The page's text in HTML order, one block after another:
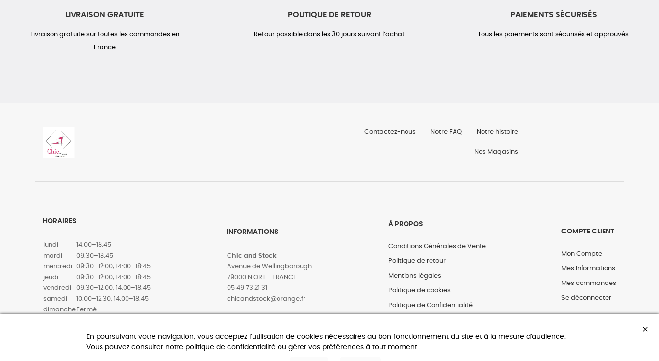
LIVRAISON GRATUITE
Livraison gratuite sur toutes les commandes en
France
POLITIQUE DE RETOUR
Retour possible dans les 30 jours suivant l’achat
PAIEMENTS SÉCURISÉS
Tous les paiements sont sécurisés et approuvés.
Contactez-nous Notre FAQ Notre histoire
Nos Magasins
HORAIRES
lundi
14:00–18:45
mardi
09:30–18:45
mercredi
09:30–12:00, 14:00–18:45
jeudi
09:30–12:00, 14:00–18:45
vendredi
09:30–12:00, 14:00–18:45
samedi
10:00–12:30, 14:00–18:45
dimanche Fermé
INFORMATIONS
Chic and Stock
Avenue de Wellingborough
79000 NIORT - FRANCE
05 49 73 21 31
‎chicandstock@orange.fr
À PROPOS
Conditions Générales de Vente
Politique de retour
Mentions légales
Politique de cookies
Politique de Confidentialité
COMPTE CLIENT
Mon Compte
Mes Informations
Mes commandes
Se déconnecter
© 2025 Chic and Stock – Tous droits réservés Site web réalisé par
close
En poursuivant votre navigation, vous acceptez l’utilisation de cookies nécessaires au bon fonctionnement du site et à la mesure d’audience.
Vous pouvez consulter notre politique de confidentialité ou gérer vos préférences à tout moment.